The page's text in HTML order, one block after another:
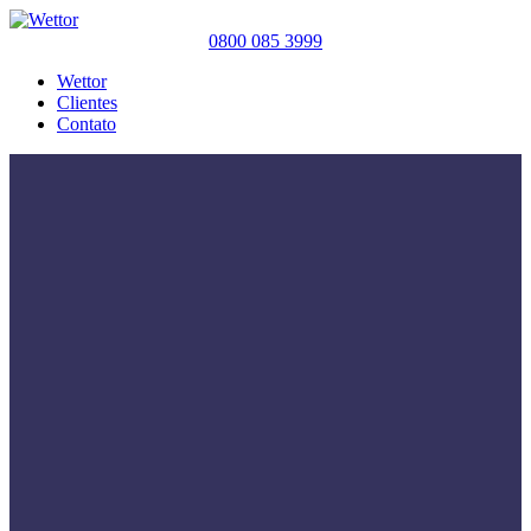
0800 085 3999
Wettor
Clientes
Contato